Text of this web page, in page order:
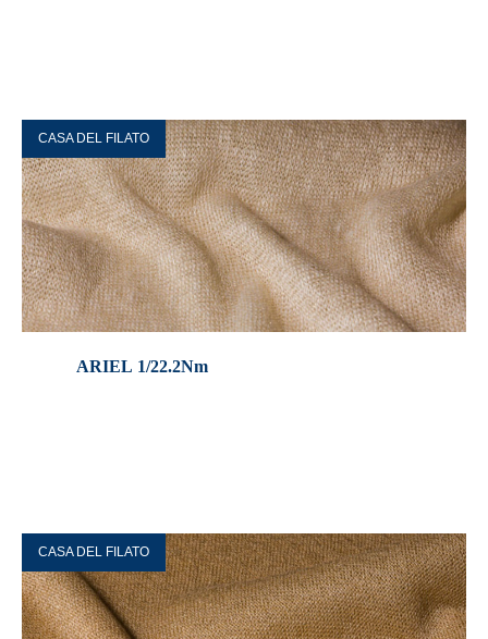
CASA DEL FILATO
ARIEL 1/22.2Nm
CASA DEL FILATO